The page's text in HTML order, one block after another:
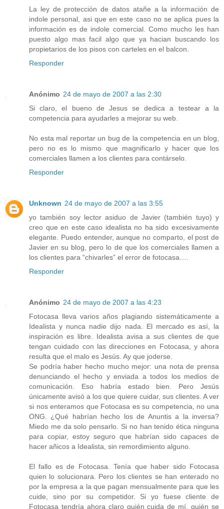
La ley de protección de datos atañe a la información de
indole personal, asi que en este caso no se aplica pues la
información es de indole comercial. Como mucho les han
puesto algo mas facil algo que ya hacian buscando los
propietarios de los pisos con carteles en el balcon.
Responder
Anónimo 24 de mayo de 2007 a las 2:30
Si claro, el bueno de Jesus se dedica a testear a la
competencia para ayudarles a mejorar su web.
No esta mal reportar un bug de la competencia en un blog,
pero no es lo mismo que magnificarlo y hacer que los
comerciales llamen a los clientes para contárselo.
Responder
Unknown 24 de mayo de 2007 a las 3:55
yo también soy lector asiduo de Javier (también tuyo) y
creo que en este caso idealista no ha sido excesivamente
elegante. Puedo entender, aunque no comparto, el post de
Javier en su blog, pero lo de que los comerciales llamen a
los clientes para “chivarles” el error de fotocasa….
Responder
Anónimo 24 de mayo de 2007 a las 4:23
Fotocasa lleva varios años plagiando sistemáticamente a
Idealista y nunca nadie dijo nada. El mercado es así, la
inspiración es libre. Idealista avisa a sus clientes de que
tengan cuidado con las direcciones en Fotocasa, y ahora
resulta que el malo es Jesús. Ay que joderse.
Se podría haber hecho mucho mejor: una nota de prensa
denunciando el hecho y enviada a todos los medios de
comunicación. Eso habría estado bien. Pero Jesús
únicamente avisó a los que quiere cuidar, sus clientes. A ver
si nos enteramos que Fotocasa es su competencia, no una
ONG. ¿Qué habrían hecho los de Anuntis a la inversa?
Miedo me da solo pensarlo. Si no han tenido ética ninguna
para copiar, estoy seguro que habrían sido capaces de
hacer añicos a Idealista, sin remordimiento alguno.
El fallo es de Fotocasa. Tenía que haber sido Fotocasa
quien lo solucionara. Pero los clientes se han enterado no
por la empresa a la que pagan mensualmente para que les
cuide, sino por su competidor. Si yo fuese cliente de
Fotocasa tendría ahora claro quién cuida de mí, quién se